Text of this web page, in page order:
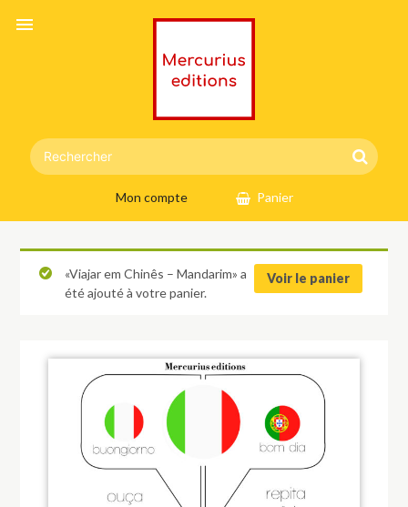
menu
Mon compte Panier
Voir le panier
«Viajar em Chinês – Mandarim» a
été ajouté à votre panier.